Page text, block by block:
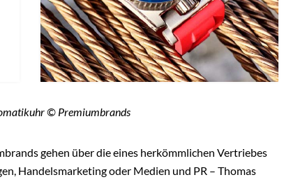
Registrierung
IHRE VORTEILE
Poleposition!